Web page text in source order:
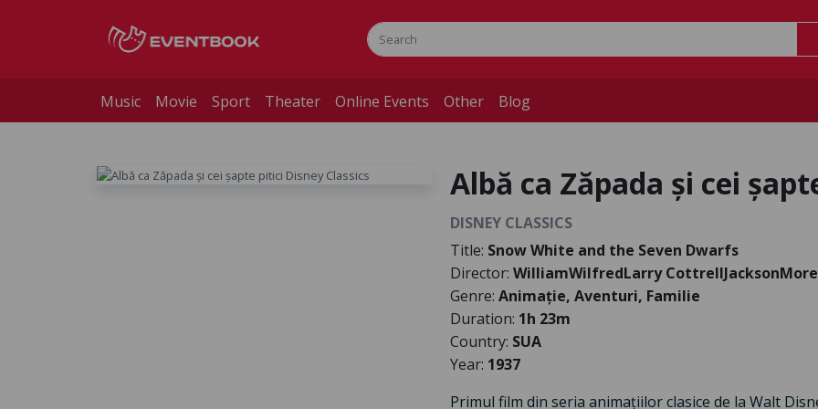
Music Movie Sport Theater Online Events Other Blog
Albă ca Zăpada și cei
DISNEY CLASSICS
Title: Snow White and the Seven Dwarfs
Director: WilliamWilfredLarry
Genre: Animație, Aventuri, Familie
Duration: 1h 23m
Country: SUA
Year: 1937
Primul film din seria animațiilor clasice de la Walt